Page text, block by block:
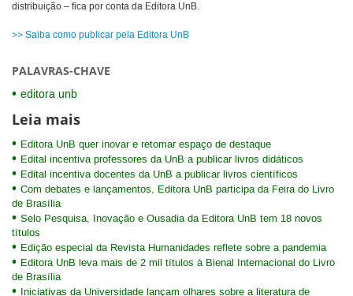
distribuição – fica por conta da Editora UnB.
>> Saiba como publicar pela Editora UnB
PALAVRAS-CHAVE
editora unb
Leia mais
Editora UnB quer inovar e retomar espaço de destaque
Edital incentiva professores da UnB a publicar livros didáticos
Edital incentiva docentes da UnB a publicar livros científicos
Com debates e lançamentos, Editora UnB participa da Feira do Livro
de Brasília
Selo Pesquisa, Inovação e Ousadia da Editora UnB tem 18 novos
títulos
Edição especial da Revista Humanidades reflete sobre a pandemia
Editora UnB leva mais de 2 mil títulos à Bienal Internacional do Livro
de Brasília
Iniciativas da Universidade lançam olhares sobre a literatura de